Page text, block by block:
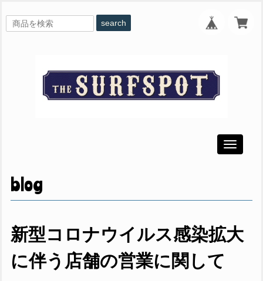
search
Toggle
blog
新型コロナウイルス感染拡大
に伴う店舗の営業に関して